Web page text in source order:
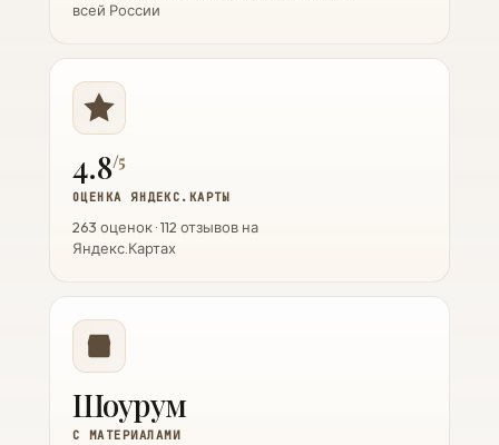
всей России
4.8/5
ОЦЕНКА ЯНДЕКС.КАРТЫ
263 оценок · 112 отзывов на
Яндекс.Картах
Шоурум
С МАТЕРИАЛАМИ